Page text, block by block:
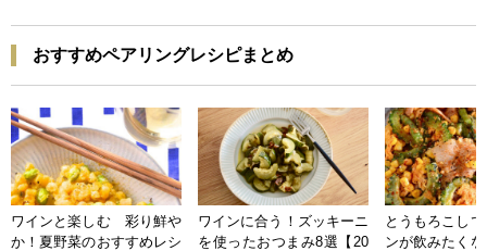
おすすめペアリングレシピまとめ
ワインと楽しむ 彩り鮮や
か！夏野菜のおすすめレシ
ワインに合う！ズッキーニ
を使ったおつまみ8選【20
とうもろこし
ンが飲みたく